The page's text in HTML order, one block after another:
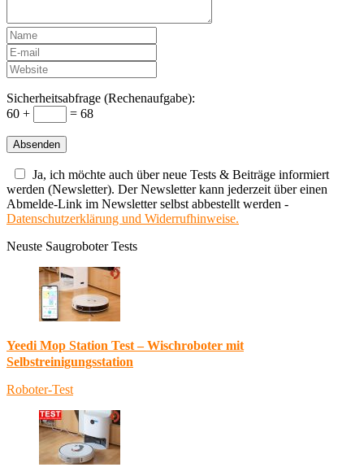
Sicherheitsabfrage (Rechenaufgabe):
60 +
= 68
Ja, ich möchte auch über neue Tests & Beiträge informiert
werden (Newsletter). Der Newsletter kann jederzeit über einen
Abmelde-Link im Newsletter selbst abbestellt werden -
Datenschutzerklärung und Widerrufhinweise.
Neuste Saugroboter Tests
Yeedi Mop Station Test – Wischroboter mit
Selbstreinigungsstation
Roboter-Test